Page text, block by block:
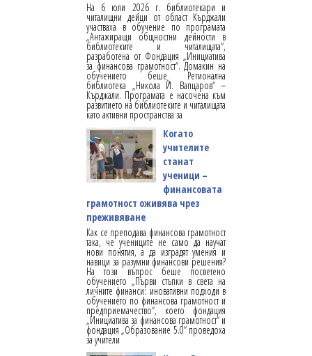
На 6 юли 2026 г. библиотекари и
читалищни дейци от област Кърджали
участваха в обучение по програмата
„Ангажиращи общностни дейности в
библиотеките и читалищата“,
разработена от Фондация „Инициатива
за финансова грамотност“. Домакин на
обучението беше Регионална
библиотека „Никола Й. Вапцаров“ –
Кърджали. Програмата е насочена към
развитието на библиотеките и читалищата
като активни пространства за
Когато
учителите
станат
ученици –
финансовата
грамотност оживява чрез
преживяване
Как се преподава финансова грамотност
така, че учениците не само да научат
нови понятия, а да изградят умения и
навици за разумни финансови решения?
На този въпрос беше посветено
обучението „Първи стъпки в света на
личните финанси: иновативни подходи в
обучението по финансова грамотност и
предприемачество“, което фондация
„Инициатива за финансова грамотност“ и
фондация „Образование 5.0“ проведоха
за учители